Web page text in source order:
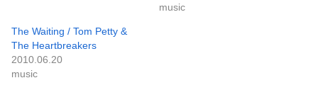
music
The Waiting / Tom Petty &
The Heartbreakers
2010.06.20
music